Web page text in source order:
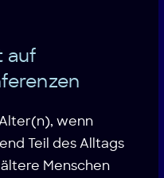
auf
wenn
Teil des Alltags
Menschen